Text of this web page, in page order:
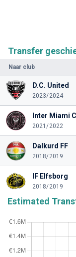
Transfer
Naar club
D.C. United
2023/2024
Inter Miami
2021/2022
Dalkurd FF
2018/2019
IF Elfsborg
2018/2019
Estimated